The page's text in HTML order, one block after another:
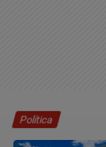
Política